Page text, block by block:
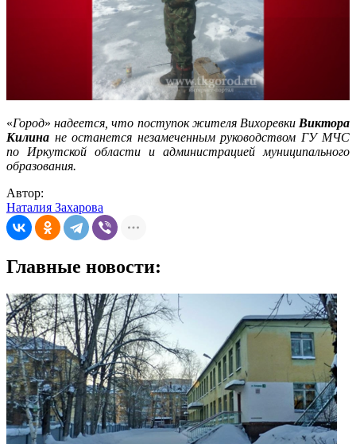
«Город» надеется, что поступок жителя Вихоревки Виктора
Килина не останется незамеченным руководством ГУ МЧС
по Иркутской области и администрацией муниципального
образования.
Автор:
Наталия Захарова
Главные новости: